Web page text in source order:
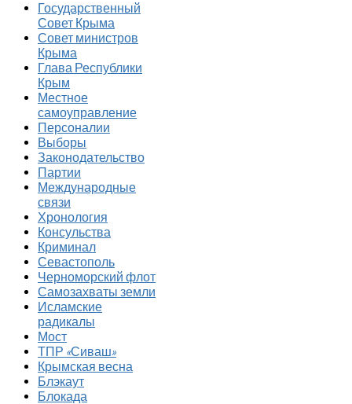
Государственный
Совет Крыма
Совет министров
Крыма
Глава Республики
Крым
Местное
самоуправление
Персоналии
Выборы
Законодательство
Партии
Международные
связи
Хронология
Консульства
Криминал
Севастополь
Черноморский флот
Самозахваты земли
Исламские
радикалы
Мост
ТПР «Сиваш»
Крымская весна
Блэкаут
Блокада